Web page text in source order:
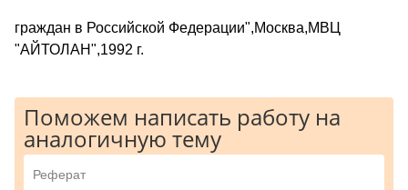
граждан в Российской Федерации",Москва,МВЦ
"АЙТОЛАН",1992 г.
Поможем написать работу на
аналогичную тему
Реферат